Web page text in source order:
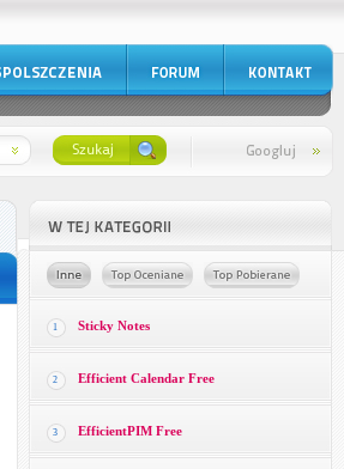
1 Sticky Notes
2 Efficient Calendar Free
3 EfficientPIM Free